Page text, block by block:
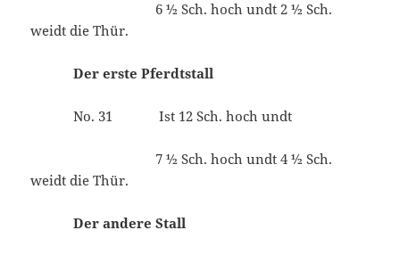
6 ½ Sch. hoch undt 2 ½ Sch.
weidt die Thür.
Der erste Pferdtstall
No. 31 Ist 12 Sch. hoch undt
7 ½ Sch. hoch undt 4 ½ Sch.
weidt die Thür.
Der andere Stall